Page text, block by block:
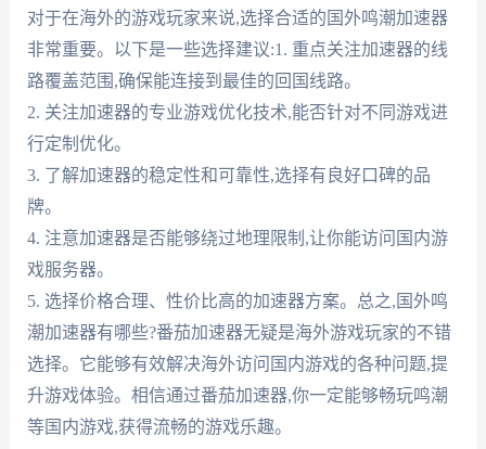
对于在海外的游戏玩家来说,选择合适的国外鸣潮加速器
非常重要。以下是一些选择建议:1. 重点关注加速器的线
路覆盖范围,确保能连接到最佳的回国线路。
2. 关注加速器的专业游戏优化技术,能否针对不同游戏进
行定制优化。
3. 了解加速器的稳定性和可靠性,选择有良好口碑的品
牌。
4. 注意加速器是否能够绕过地理限制,让你能访问国内游
戏服务器。
5. 选择价格合理、性价比高的加速器方案。总之,国外鸣
潮加速器有哪些?番茄加速器无疑是海外游戏玩家的不错
选择。它能够有效解决海外访问国内游戏的各种问题,提
升游戏体验。相信通过番茄加速器,你一定能够畅玩鸣潮
等国内游戏,获得流畅的游戏乐趣。